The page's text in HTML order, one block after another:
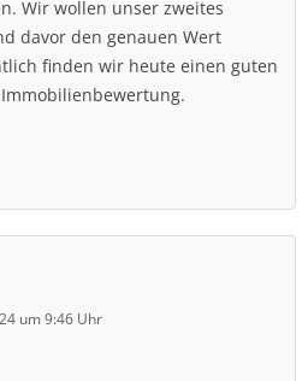
Wir wollen unser zweites
davor den genauen Wert
finden wir heute einen guten
um 9:46 Uhr